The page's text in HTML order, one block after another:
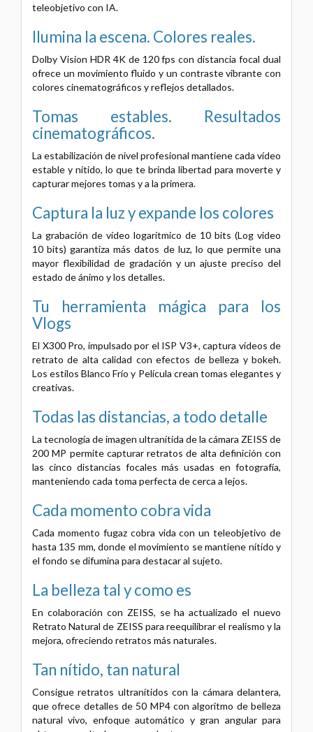
teleobjetivo con IA.
Ilumina la escena. Colores reales.
Dolby Vision HDR 4K de 120 fps con distancia focal dual
ofrece un movimiento fluido y un contraste vibrante con
colores cinematográficos y reflejos detallados.
Tomas estables. Resultados
cinematográficos.
La estabilización de nivel profesional mantiene cada vídeo
estable y nítido, lo que te brinda libertad para moverte y
capturar mejores tomas y a la primera.
Captura la luz y expande los colores
La grabación de vídeo logarítmico de 10 bits (Log video
10 bits) garantiza más datos de luz, lo que permite una
mayor flexibilidad de gradación y un ajuste preciso del
estado de ánimo y los detalles.
Tu herramienta mágica para los
Vlogs
El X300 Pro, impulsado por el ISP V3+, captura vídeos de
retrato de alta calidad con efectos de belleza y bokeh.
Los estilos Blanco Frío y Película crean tomas elegantes y
creativas.
Todas las distancias, a todo detalle
La tecnología de imagen ultranítida de la cámara ZEISS de
200 MP permite capturar retratos de alta definición con
las cinco distancias focales más usadas en fotografía,
manteniendo cada toma perfecta de cerca a lejos.
Cada momento cobra vida
Cada momento fugaz cobra vida con un teleobjetivo de
hasta 135 mm, donde el movimiento se mantiene nítido y
el fondo se difumina para destacar al sujeto.
La belleza tal y como es
En colaboración con ZEISS, se ha actualizado el nuevo
Retrato Natural de ZEISS para reequilibrar el realismo y la
mejora, ofreciendo retratos más naturales.
Tan nítido, tan natural
Consigue retratos ultranítidos con la cámara delantera,
que ofrece detalles de 50 MP4 con algoritmo de belleza
natural vivo, enfoque automático y gran angular para